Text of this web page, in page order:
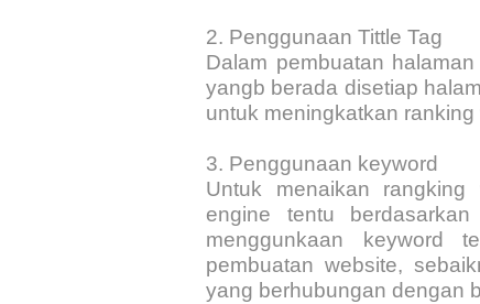
2. Penggunaan Tittle Tag
Dalam pembuatan
yangb berada disetiap
untuk meningkatkan
3. Penggunaan keyword
Untuk menaikan
engine tentu
menggunkaan keyword
pembuatan website,
yang berhubungan dengan